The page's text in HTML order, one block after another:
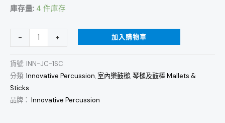
庫存量: 4 件庫存
- + 加入購物車
貨號: INN-JC-1SC
分類: Innovative Percussion, 室內樂鼓槌,琴槌及鼓棒 Mallets &
Sticks
品牌： Innovative Percussion